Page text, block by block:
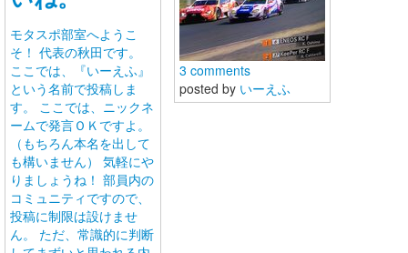
モタスポ部室へようこ
そ！ 代表の秋田です。
ここでは、『いーえふ』
という名前で投稿しま
す。 ここでは、ニックネ
ームで発言ＯＫですよ。
（もちろん本名を出して
も構いません） 気軽にや
りましょうね！ 部員内の
コミュニティですので、
投稿に制限は設けませ
ん。 ただ、常識的に判断
3 comments
posted by いーえふ